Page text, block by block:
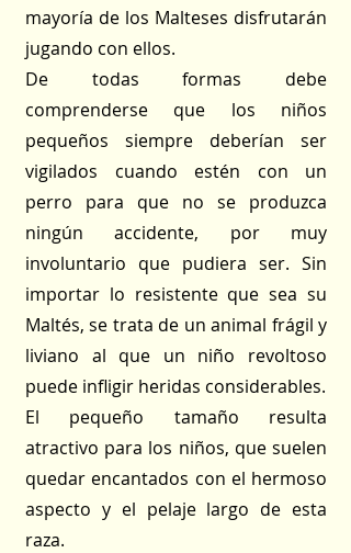
mayoría de los Malteses disfrutarán
jugando con ellos.
De todas formas debe
comprenderse que los niños
pequeños siempre deberían ser
vigilados cuando estén con un
perro para que no se produzca
ningún accidente, por muy
involuntario que pudiera ser. Sin
importar lo resistente que sea su
Maltés, se trata de un animal frágil y
liviano al que un niño revoltoso
puede infligir heridas considerables.
El pequeño tamaño resulta
atractivo para los niños, que suelen
quedar encantados con el hermoso
aspecto y el pelaje largo de esta
raza.